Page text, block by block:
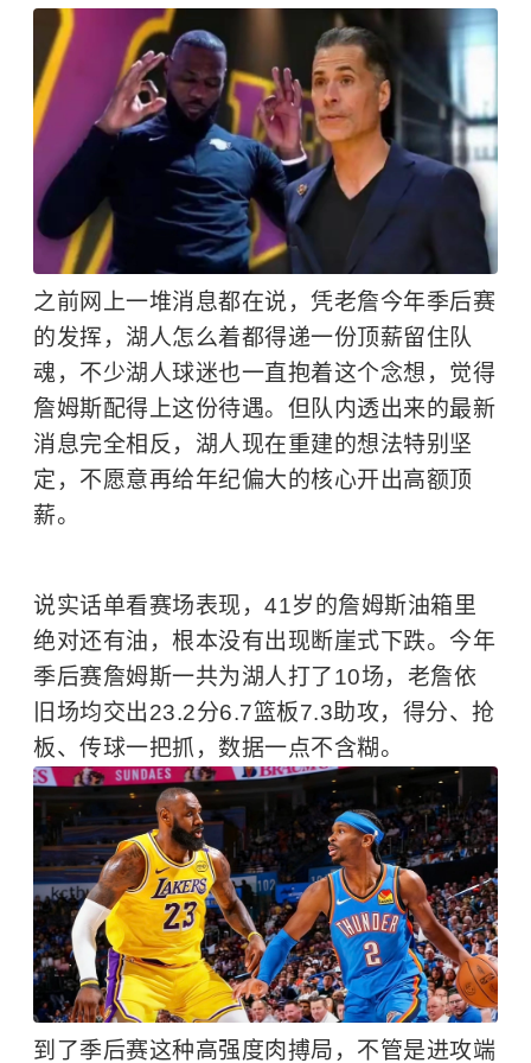
之前网上一堆消息都在说，凭老詹今年季后赛
的发挥，湖人怎么着都得递一份顶薪留住队
魂，不少湖人球迷也一直抱着这个念想，觉得
詹姆斯配得上这份待遇。但队内透出来的最新
消息完全相反，湖人现在重建的想法特别坚
定，不愿意再给年纪偏大的核心开出高额顶
薪。
说实话单看赛场表现，41岁的詹姆斯油箱里
绝对还有油，根本没有出现断崖式下跌。今年
季后赛詹姆斯一共为湖人打了10场，老詹依
旧场均交出23.2分6.7篮板7.3助攻，得分、抢
板、传球一把抓，数据一点不含糊。
到了季后赛这种高强度肉搏局，不管是进攻端